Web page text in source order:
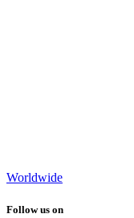
Worldwide
Follow us on